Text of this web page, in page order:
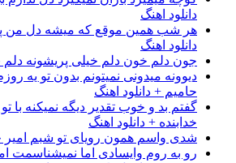
دانلود اهنگ
هر شب همین موقع که میشه دل من
دانلود اهنگ
جون دلم خون دلم خیلی پریشونه دلم
دیوونه میدونی نمیتونم بدون تو یه
حامیم + دانلود اهنگ
گفتم بد و خوب تقدیر دیگه نمیکنه با
خدابنده + دانلود اهنگ
شدی واسم همون رویای تو شبم امیر
رو به روم وایسادی اما نمیشناسمت